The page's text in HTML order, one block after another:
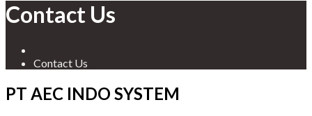
Contact Us
Contact Us
PT AEC INDO SYSTEM